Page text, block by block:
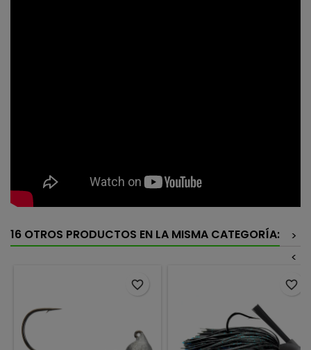
16 OTROS PRODUCTOS EN LA MISMA CATEGORÍA:
>
<
favorite_border favorite_border